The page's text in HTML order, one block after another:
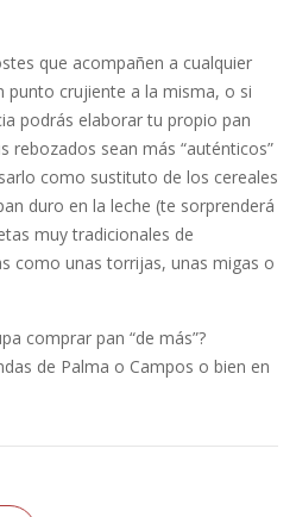
que acompañen a cualquier
punto crujiente a la misma, o si
podrás elaborar tu propio pan
rebozados sean más “auténticos”
como sustituto de los cereales
duro en la leche (te sorprenderá
muy tradicionales de
como unas torrijas, unas migas o
comprar pan “de más”?
de Palma o Campos o bien en